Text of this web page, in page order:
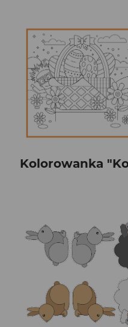
Kolorowanka